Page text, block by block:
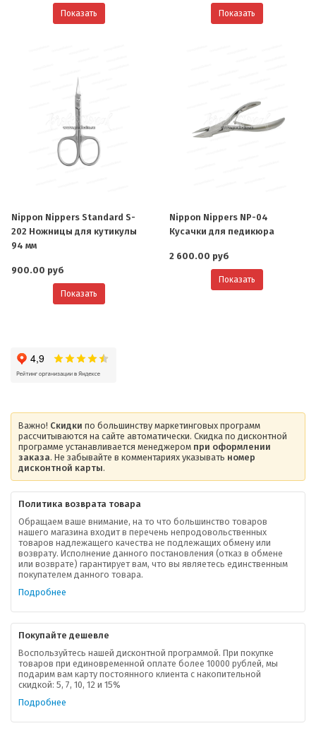
Показать Показать
Nippon Nippers Standard S-
202 Ножницы для кутикулы
94 мм
900.00 руб
Показать
Nippon Nippers NP-04
Кусачки для педикюра
2 600.00 руб
Показать
Важно! Скидки по большинству маркетинговых программ
рассчитываются на сайте автоматически. Скидка по дисконтной
программе устанавливается менеджером при оформлении
заказа. Не забывайте в комментариях указывать номер
дисконтной карты.
Политика возврата товара
Обращаем ваше внимание, на то что большинство товаров
нашего магазина входит в перечень непродовольственных
товаров надлежащего качества не подлежащих обмену или
возврату. Исполнение данного постановления (отказ в обмене
или возврате) гарантирует вам, что вы являетесь единственным
покупателем данного товара.
Подробнее
Покупайте дешевле
Воспользуйтесь нашей дисконтной программой. При покупке
товаров при единовременной оплате более 10000 рублей, мы
подарим вам карту постоянного клиента с накопительной
скидкой: 5, 7, 10, 12 и 15%
Подробнее
О компании
Ваша скидка
Контактная информация
В помощь покупателю
Форма обратной связи